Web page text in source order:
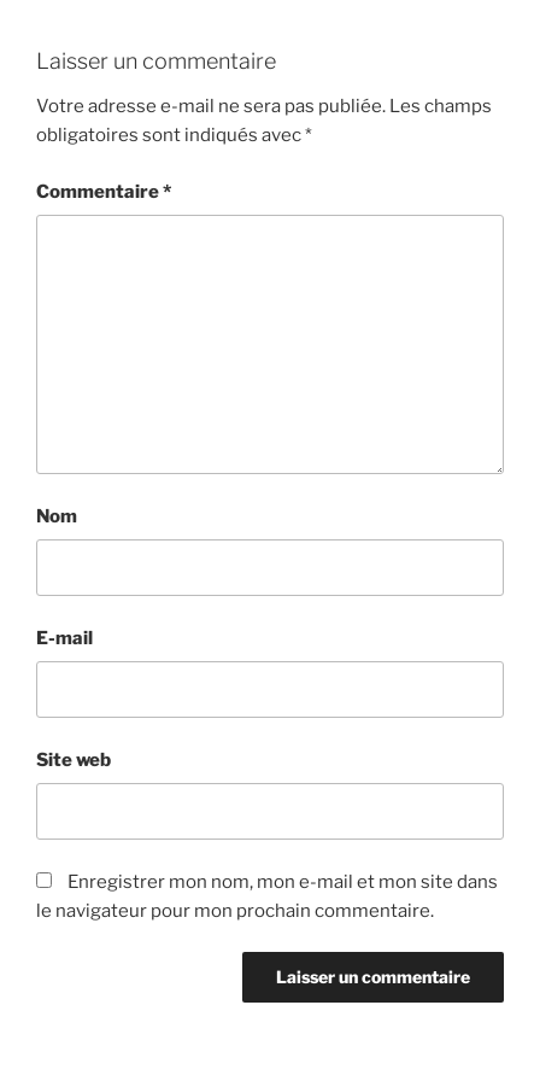
Laisser un commentaire
Votre adresse e-mail ne sera pas publiée. Les champs
obligatoires sont indiqués avec*
Commentaire*
Nom
E-mail
Site web
Enregistrer mon nom, mon e-mail et mon site dans
le navigateur pour mon prochain commentaire.